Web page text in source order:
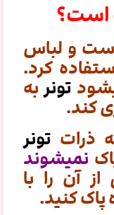
است؟
و لباس
کرد.
تونربه
کند.
ذرات تونر
نمیشوند
آن را با
پاک کنید.